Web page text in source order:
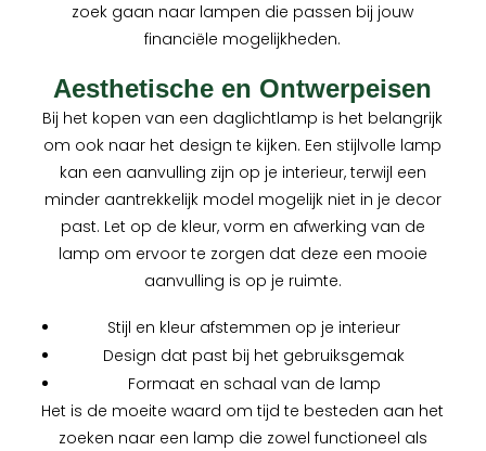
zoek gaan naar lampen die passen bij jouw
financiële mogelijkheden.
Aesthetische en Ontwerpeisen
Bij het kopen van een daglichtlamp is het belangrijk
om ook naar het design te kijken. Een stijlvolle lamp
kan een aanvulling zijn op je interieur, terwijl een
minder aantrekkelijk model mogelijk niet in je decor
past. Let op de kleur, vorm en afwerking van de
lamp om ervoor te zorgen dat deze een mooie
aanvulling is op je ruimte.
Stijl en kleur afstemmen op je interieur
Design dat past bij het gebruiksgemak
Formaat en schaal van de lamp
Het is de moeite waard om tijd te besteden aan het
zoeken naar een lamp die zowel functioneel als